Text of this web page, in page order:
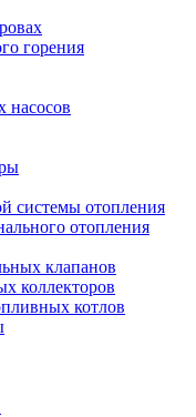
горения
насосов
системы отопления
отопления
клапанов
коллекторов
котлов